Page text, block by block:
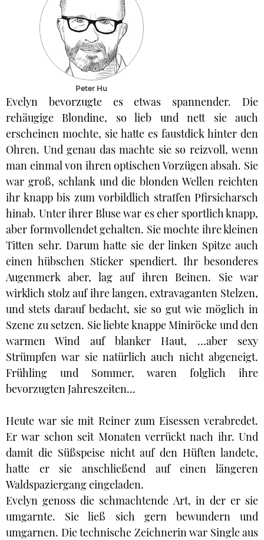
Peter Hu
Evelyn bevorzugte es etwas spannender. Die
rehäugige Blondine, so lieb und nett sie auch
erscheinen mochte, sie hatte es faustdick hinter den
Ohren. Und genau das machte sie so reizvoll, wenn
man einmal von ihren optischen Vorzügen absah. Sie
war groß, schlank und die blonden Wellen reichten
ihr knapp bis zum vorbildlich straffen Pfirsicharsch
hinab. Unter ihrer Bluse war es eher sportlich knapp,
aber formvollendet gehalten. Sie mochte ihre kleinen
Titten sehr. Darum hatte sie der linken Spitze auch
einen hübschen Sticker spendiert. Ihr besonderes
Augenmerk aber, lag auf ihren Beinen. Sie war
wirklich stolz auf ihre langen, extravaganten Stelzen,
und stets darauf bedacht, sie so gut wie möglich in
Szene zu setzen. Sie liebte knappe Miniröcke und den
warmen Wind auf blanker Haut, ...aber sexy
Strümpfen war sie natürlich auch nicht abgeneigt.
Frühling und Sommer, waren folglich ihre
bevorzugten Jahreszeiten...
Heute war sie mit Reiner zum Eisessen verabredet.
Er war schon seit Monaten verrückt nach ihr. Und
damit die Süßspeise nicht auf den Hüften landete,
hatte er sie anschließend auf einen längeren
Waldspaziergang eingeladen.
Evelyn genoss die schmachtende Art, in der er sie
umgarnte. Sie ließ sich gern bewundern und
umgarnen. Die technische Zeichnerin war Single aus